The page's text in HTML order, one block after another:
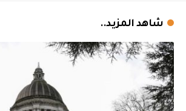
شاهد المزيد..